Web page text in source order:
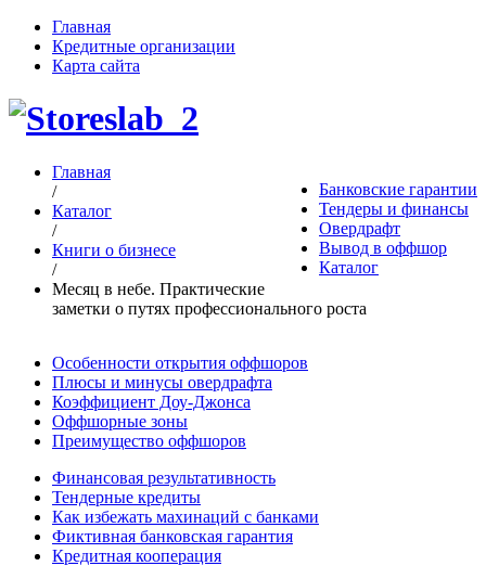
Главная
Кредитные организации
Карта сайта
Банковские гарантии
Тендеры и финансы
Овердрафт
Вывод в оффшор
Каталог
Главная
/
Каталог
/
Книги о бизнесе
/
Месяц в небе. Практические
заметки о путях профессионального роста
Особенности открытия оффшоров
Плюсы и минусы овердрафта
Коэффициент Доу-Джонса
Оффшорные зоны
Преимущество оффшоров
Финансовая результативность
Тендерные кредиты
Как избежать махинаций с банками
Фиктивная банковская гарантия
Кредитная кооперация